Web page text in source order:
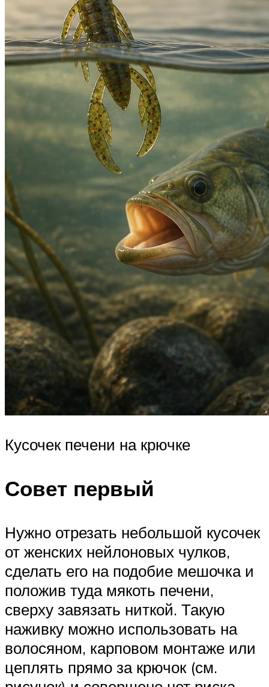
Кусочек печени на крючке
Совет первый
Нужно отрезать небольшой кусочек
от женских нейлоновых чулков,
сделать его на подобие мешочка и
положив туда мякоть печени,
сверху завязать ниткой. Такую
наживку можно использовать на
волосяном, карповом монтаже или
цеплять прямо за крючок (см.